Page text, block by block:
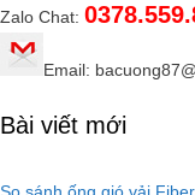
Zalo Chat:
Email:
Bài viết mới